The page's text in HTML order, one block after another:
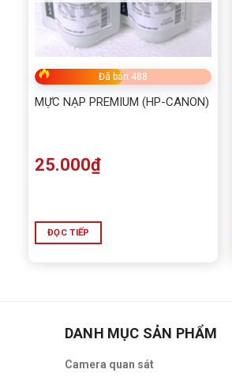
Đã bán 488
MỰC NẠP PREMIUM (HP-CANON)
25.000₫
ĐỌC TIẾP
DANH MỤC SẢN PHẨM
Camera quan sát